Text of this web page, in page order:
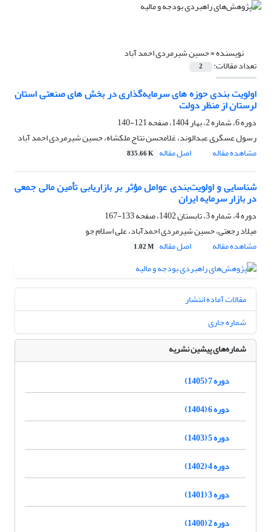
نویسنده =حسین شیرمردی احمد آباد
تعداد مقالات: 2
اولویت بندی حوزه های سرمایه‌گذاری در بخش های صنعتی استان
لرستان از منظر دولت
دوره 6، شماره 2، بهار 1404، صفحه
121-140
رسول عسگری عبدالوند، غلامحسن نتاج ملکشاه، حسین شیرمردی احمد آباد
مشاهده مقاله
اصل مقاله 835.66 K
شناسایی و اولویت‌بندی عوامل مؤثر بر بازاریابی تأمین مالی جمعی
در بازار سرمایه ایران
دوره 4، شماره 3، تابستان 1402، صفحه
133-167
میلاد رجعتی، حسین شیرمردی احمدآباد، علی اسلام جو
مشاهده مقاله
اصل مقاله 1.02 M
مقالات آماده انتشار
شماره جاری
شماره‌های پیشین نشریه
دوره 7 (1405)
دوره 6 (1404)
دوره 5 (1403)
دوره 4 (1402)
دوره 3 (1401)
دوره 2 (1400)